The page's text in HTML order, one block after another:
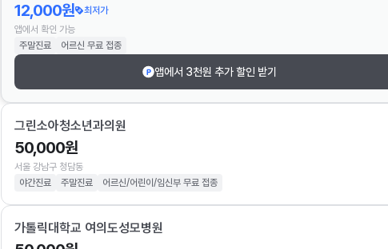
12,000원
최저가
앱에서 확인 가능
주말진료
어르신 무료 접종
앱에서 3천원 추가 할인 받기
그린소아청소년과의원
50,000원
서울 강남구 청담동
야간진료
주말진료 어르신/어린이/임신부 무료 접종
가톨릭대학교 여의도성모병원